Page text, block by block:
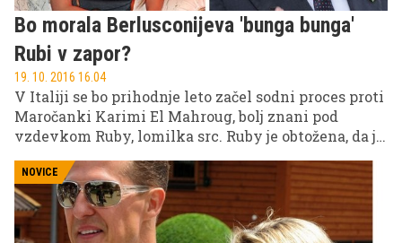
Bo morala Berlusconijeva 'bunga bunga'
Rubi v zapor?
19. 10. 2016 16.04
V Italiji se bo prihodnje leto začel sodni proces proti
Maročanki Karimi El Mahroug, bolj znani pod
vzdevkom Ruby, lomilka src. Ruby je obtožena, da je
sodnem procesu proti nekdanjemu italijanskemu
premierju Silviu Berlusconiju.
NOVICE